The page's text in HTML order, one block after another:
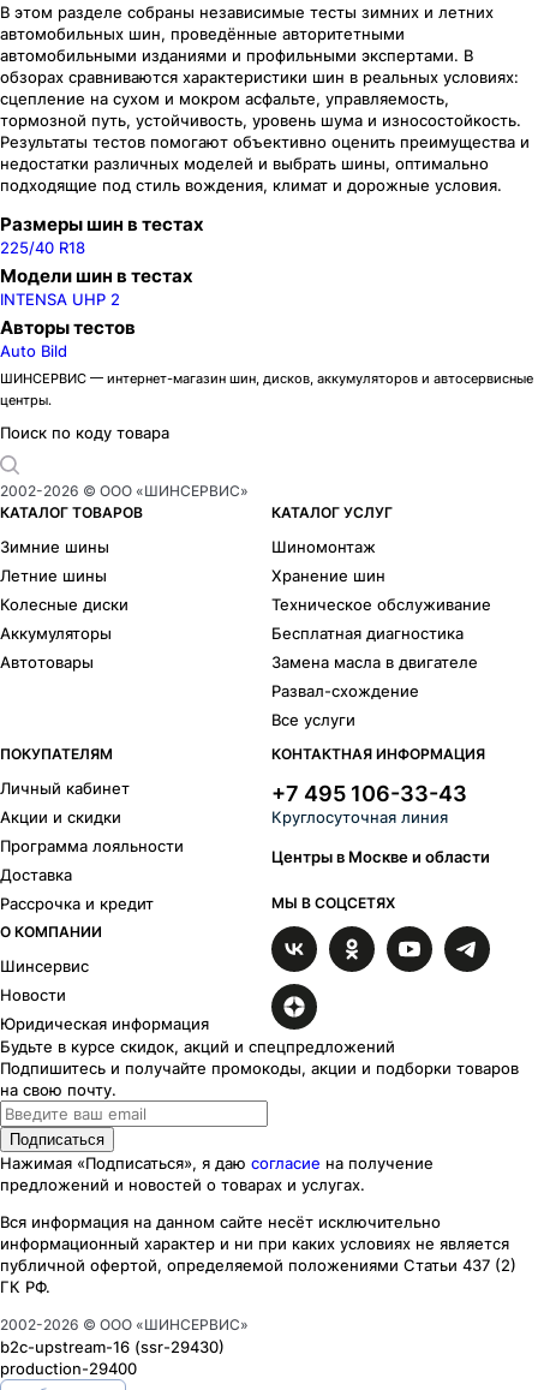
В этом разделе собраны независимые тесты зимних и летних
автомобильных шин, проведённые авторитетными
автомобильными изданиями и профильными экспертами. В
обзорах сравниваются характеристики шин в реальных условиях:
сцепление на сухом и мокром асфальте, управляемость,
тормозной путь, устойчивость, уровень шума и износостойкость.
Результаты тестов помогают объективно оценить преимущества и
недостатки различных моделей и выбрать шины, оптимально
подходящие под стиль вождения, климат и дорожные условия.
Размеры шин в тестах
225/40 R18
Модели шин в тестах
INTENSA UHP 2
Авторы тестов
Auto Bild
ШИНСЕРВИС — интернет-магазин шин, дисков, аккумуляторов и автосервисные
центры.
Поиск по коду товара
2002-2026 © ООО «ШИНСЕРВИС»
КАТАЛОГ ТОВАРОВ
Зимние шины
Летние шины
Колесные диски
Аккумуляторы
Автотовары
КАТАЛОГ УСЛУГ
Шиномонтаж
Хранение шин
Техническое обслуживание
Бесплатная диагностика
Замена масла в двигателе
Развал-схождение
Все услуги
ПОКУПАТЕЛЯМ
Личный кабинет
Акции и скидки
Программа лояльности
Доставка
Рассрочка и кредит
О КОМПАНИИ
Шинсервис
Новости
Юридическая информация
КОНТАКТНАЯ ИНФОРМАЦИЯ
+7 495 106-33-43
Круглосуточная линия
Центры в Москве и области
МЫ В СОЦСЕТЯХ
Будьте в курсе скидок, акций и спецпредложений
Подпишитесь и получайте промокоды, акции и подборки товаров
на свою почту.
Подписаться
Нажимая «Подписаться», я даю согласие на получение
предложений и новостей о товарах и услугах.
Вся информация на данном сайте несёт исключительно
информационный характер и ни при каких условиях не является
публичной офертой, определяемой положениями Статьи 437 (2)
ГК РФ.
2002-2026 © ООО «ШИНСЕРВИС»
b2c-upstream-16 (ssr-29430)
production-29400